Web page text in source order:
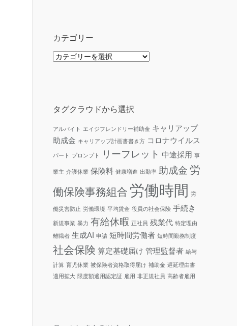
カテゴリー
カ
タグクラウドから選択
アルバイト エイジフレンドリー補助金 キャリアップ
助成金 キャリアップ計画書書き方 コロナウイルス
パート プロンプト リーフレット 中途採用 事
業主 介護休業 保険料 健康増進 出勤率 助成金 労
働保険事務組合 労働時間 労
働災害防止 労働環境 平均賃金 役員の社会保険 手続き
新規事業 暴力 有給休暇 正社員 残業代 特定理由
離職者 生成AI 申請 短時間労働者 短時間勤務制度
社会保険 算定基礎届け 管理監督者 給与
計算 育児休業 被保険者資格取得届け 補助金 遅延理由書
適用拡大 限度額適用認定証 雇用 非正規社員 高齢者雇用